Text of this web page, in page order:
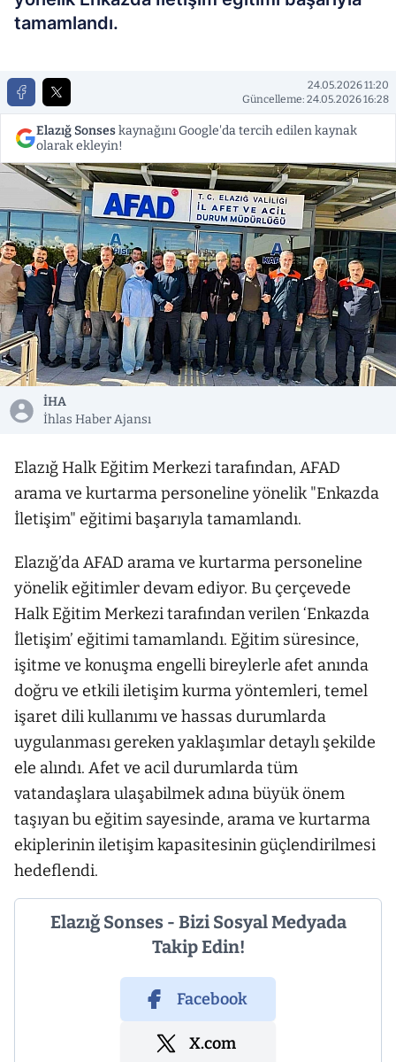
tamamlandı.
24.05.2026 11:20
Güncelleme: 24.05.2026 16:28
Elazığ Sonseskaynağını Google'da tercih edilen kaynak
olarak ekleyin!
İHA
İhlas Haber Ajansı
Elazığ Halk Eğitim Merkezi tarafından, AFAD
arama ve kurtarma personeline yönelik "Enkazda
İletişim" eğitimi başarıyla tamamlandı.
Elazığ’da AFAD arama ve kurtarma personeline
yönelik eğitimler devam ediyor. Bu çerçevede
Halk Eğitim Merkezi tarafından verilen ‘Enkazda
İletişim’ eğitimi tamamlandı. Eğitim süresince,
işitme ve konuşma engelli bireylerle afet anında
doğru ve etkili iletişim kurma yöntemleri, temel
işaret dili kullanımı ve hassas durumlarda
uygulanması gereken yaklaşımlar detaylı şekilde
ele alındı. Afet ve acil durumlarda tüm
vatandaşlara ulaşabilmek adına büyük önem
taşıyan bu eğitim sayesinde, arama ve kurtarma
ekiplerinin iletişim kapasitesinin güçlendirilmesi
hedeflendi.
Elazığ Sonses - Bizi Sosyal Medyada
Takip Edin!
Facebook
X.com